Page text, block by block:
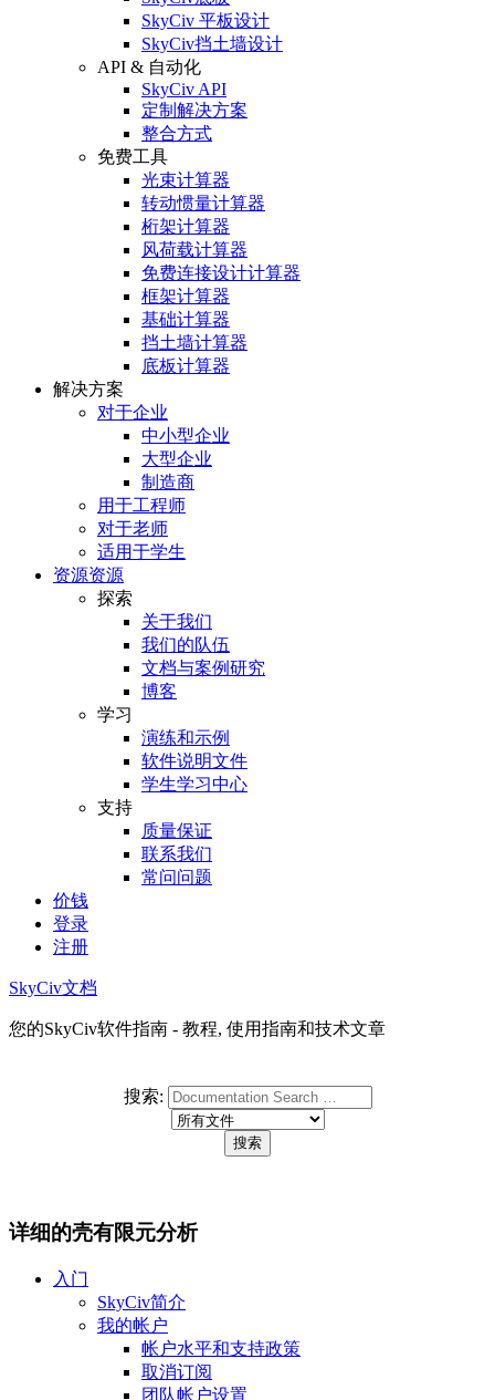
SkyCiv 平板设计
SkyCiv挡土墙设计
API & 自动化
SkyCiv API
定制解决方案
整合方式
免费工具
光束计算器
转动惯量计算器
桁架计算器
风荷载计算器
免费连接设计计算器
框架计算器
基础计算器
挡土墙计算器
底板计算器
解决方案
对于企业
中小型企业
大型企业
制造商
用于工程师
对于老师
适用于学生
资源资源
探索
关于我们
我们的队伍
文档与案例研究
博客
学习
演练和示例
软件说明文件
学生学习中心
支持
质量保证
联系我们
常问问题
价钱
登录
注册
SkyCiv文档
您的SkyCiv软件指南 - 教程, 使用指南和技术文章
搜索:
详细的壳有限元分析
入门
SkyCiv简介
我的帐户
帐户水平和支持政策
取消订阅
团队帐户设置